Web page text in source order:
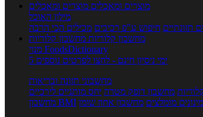
מוצרים ומאכלים מוצרים ומאכלים
מילון האוכל
תזונתיים חיפוש ע"פ רכיבים מכילים הכי הרבה
מחשבון קלוריות מחשבון קלוריות
מנוי FoodsDictionary
5 ימי ניסיון חינם - לחצו לפרטים נוספים
מחשבוני תזונה ובריאות
מחשבון דופק מטרה יחס מותניים לירכיים
מחשבון BMI
מומלצים מחשבון אחוז שומן